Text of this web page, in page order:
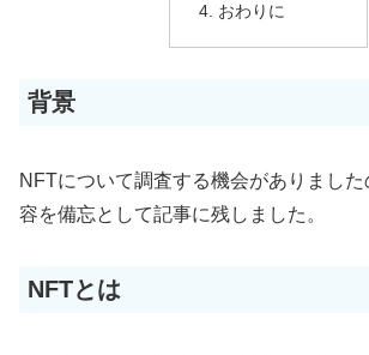
おわりに
背景
NFTについて調査する機会がありまし
容を備忘として記事に残しました。
NFTとは